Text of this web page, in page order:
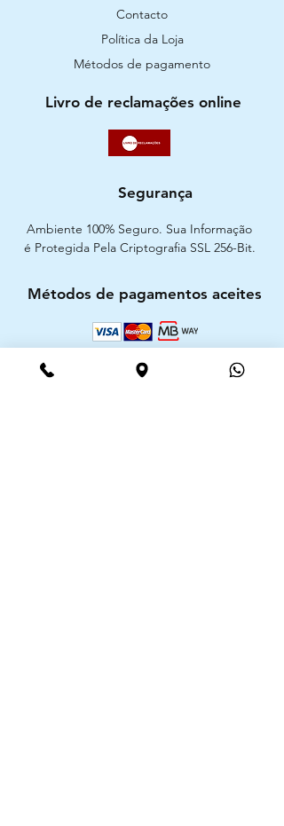
Contacto
Política da Loja
Métodos de pagamento
Livro de reclamações online
Segurança
Ambiente 100% Seguro. Sua Informação
é Protegida Pela Criptografia SSL 256-Bit.
Métodos de pagamentos aceites